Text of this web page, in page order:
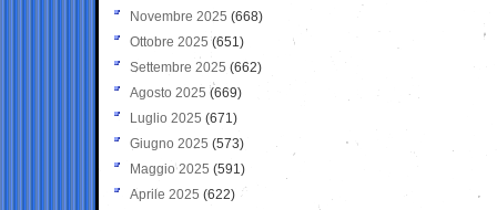
Novembre 2025 (668)
Ottobre 2025 (651)
Settembre 2025 (662)
Agosto 2025 (669)
Luglio 2025 (671)
Giugno 2025 (573)
Maggio 2025 (591)
Aprile 2025 (622)